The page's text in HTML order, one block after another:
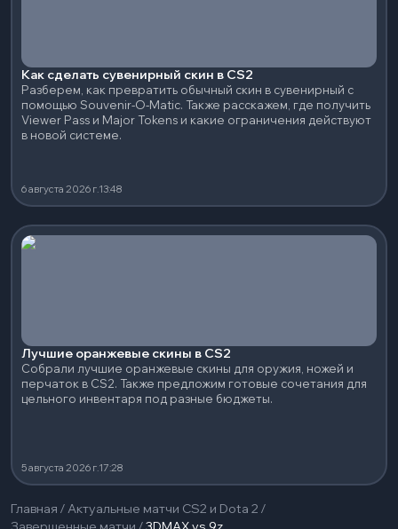
Как сделать сувенирный скин в CS2
Разберем, как превратить обычный скин в сувенирный с
помощью Souvenir-O-Matic. Также расскажем, где получить
Viewer Pass и Major Tokens и какие ограничения действуют
в новой системе.
6 августа 2026 г.13:48
Лучшие оранжевые скины в CS2
Собрали лучшие оранжевые скины для оружия, ножей и
перчаток в CS2. Также предложим готовые сочетания для
цельного инвентаря под разные бюджеты.
5 августа 2026 г.17:28
Главная /Актуальные матчи CS2 и Dota 2 /